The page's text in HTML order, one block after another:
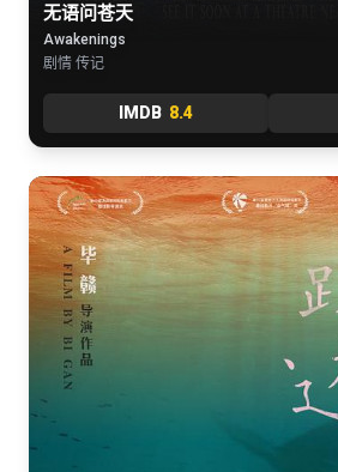
无语问苍天
Awakenings
剧情 传记
IMDB 8.4